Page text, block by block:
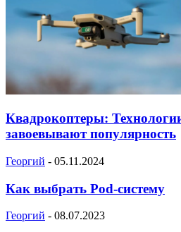
Квадрокоптеры:
завоевывают популярность
Георгий - 05.11.2024
Как выбрать Pod-систему
Георгий - 08.07.2023